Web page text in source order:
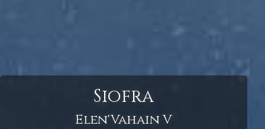
Siofra
Elen'Vahain V